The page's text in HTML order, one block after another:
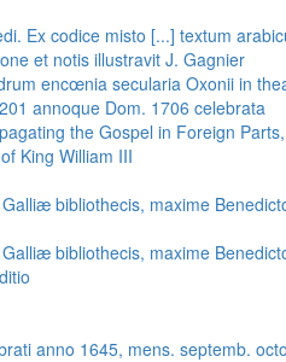
Ex codice misto [...] textum
et notis illustravit J. Gagnier
encœnia secularia Oxonii in
annoque Dom. 1706 celebrata
the Gospel in Foreign Parts,
King William III
bibliothecis, maxime
bibliothecis, maxime
anno 1645, mens. septemb.